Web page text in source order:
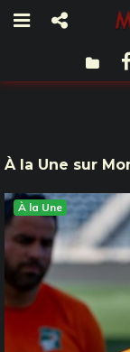
À la Une sur
À la Une